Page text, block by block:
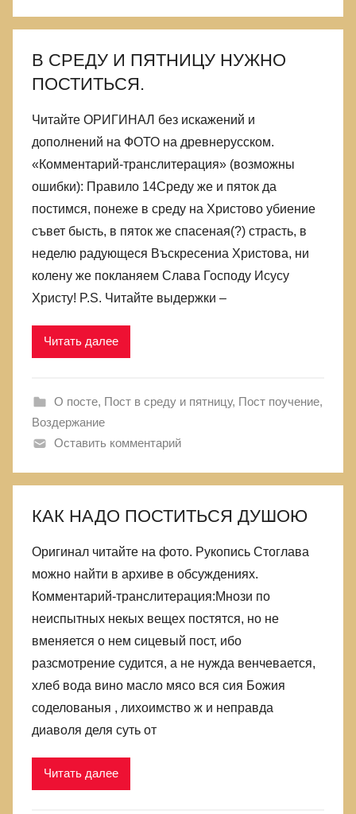
В СРЕДУ И ПЯТНИЦУ НУЖНО
ПОСТИТЬСЯ.
Читайте ОРИГИНАЛ без искажений и
дополнений на ФОТО на древнерусском.
«Комментарий-транслитерация» (возможны
ошибки): Правило 14Среду же и пяток да
постимся, понеже в среду на Христово убиение
съвет бысть, в пяток же спасеная(?) страсть, в
неделю радующеся Въскресениа Христова, ни
колену же покланяем Слава Господу Исусу
Христу! P.S. Читайте выдержки –
Читать далее
О посте, Пост в среду и пятницу, Пост поучение,
Воздержание
Оставить комментарий
КАК НАДО ПОСТИТЬСЯ ДУШОЮ
Оригинал читайте на фото. Рукопись Стоглава
можно найти в архиве в обсуждениях.
Комментарий-транслитерация:Мнози по
неиспытных некых вещех постятся, но не
вменяется о нем сицевый пост, ибо
разсмотрение судится, а не нужда венчевается,
хлеб вода вино масло мясо вся сия Божия
соделованыя , лихоимство ж и неправда
диаволя деля суть от
Читать далее